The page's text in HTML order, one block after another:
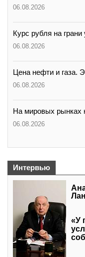
06.08.2026
Курс рубля на
06.08.2026
Цена нефти и газа.
06.08.2026
На мировых рынках
06.08.2026
Интервью
«У